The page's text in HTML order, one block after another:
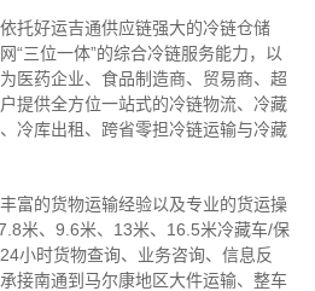
托好运吉通供应链强大的冷链仓储
“三位一体”的综合冷链服务能力，以
医药企业、食品制造商、贸易商、超
提供全方位一站式的冷链物流、冷藏
冷库出租、跨省零担冷链运输与冷藏
富的货物运输经验以及专业的货运操
米、9.6米、13米、16.5米冷藏车/保
小时货物查询、业务咨询、信息反
接南通到马尔康地区大件运输、整车